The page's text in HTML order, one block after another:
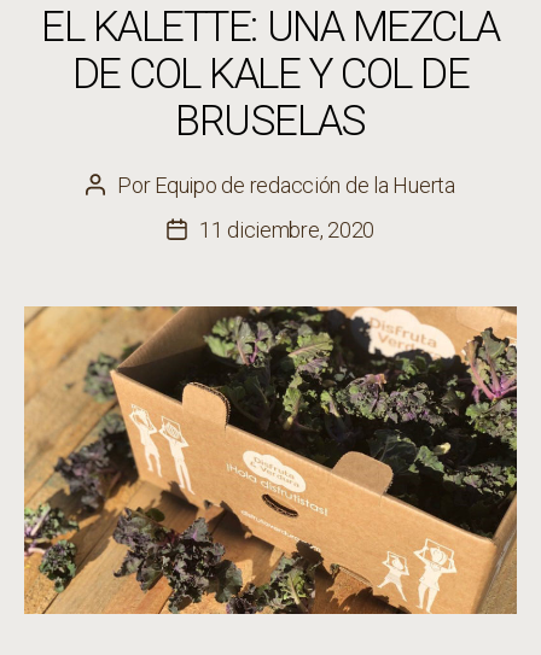
EL KALETTE: UNA MEZCLA
DE COL KALE Y COL DE
BRUSELAS
Autor
PorEquipo de redacción de la Huerta
Fecha
entrada
11 diciembre, 2020